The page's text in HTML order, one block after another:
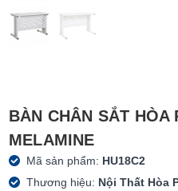
BÀN CHÂN SẮT HÒA
MELAMINE
Mã sản phẩm: HU18C2
Thương hiệu: Nội Thất Hòa